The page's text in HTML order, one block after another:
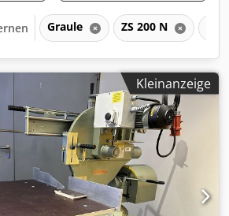
Graule ZS 200 N
Kleinanzeige